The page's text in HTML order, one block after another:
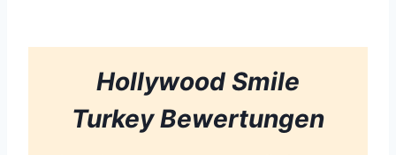
Hollywood Smile
Turkey Bewertungen